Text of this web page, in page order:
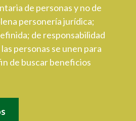
de personas y no de
personería jurídica;
de responsabilidad
personas se unen para
de buscar beneficios